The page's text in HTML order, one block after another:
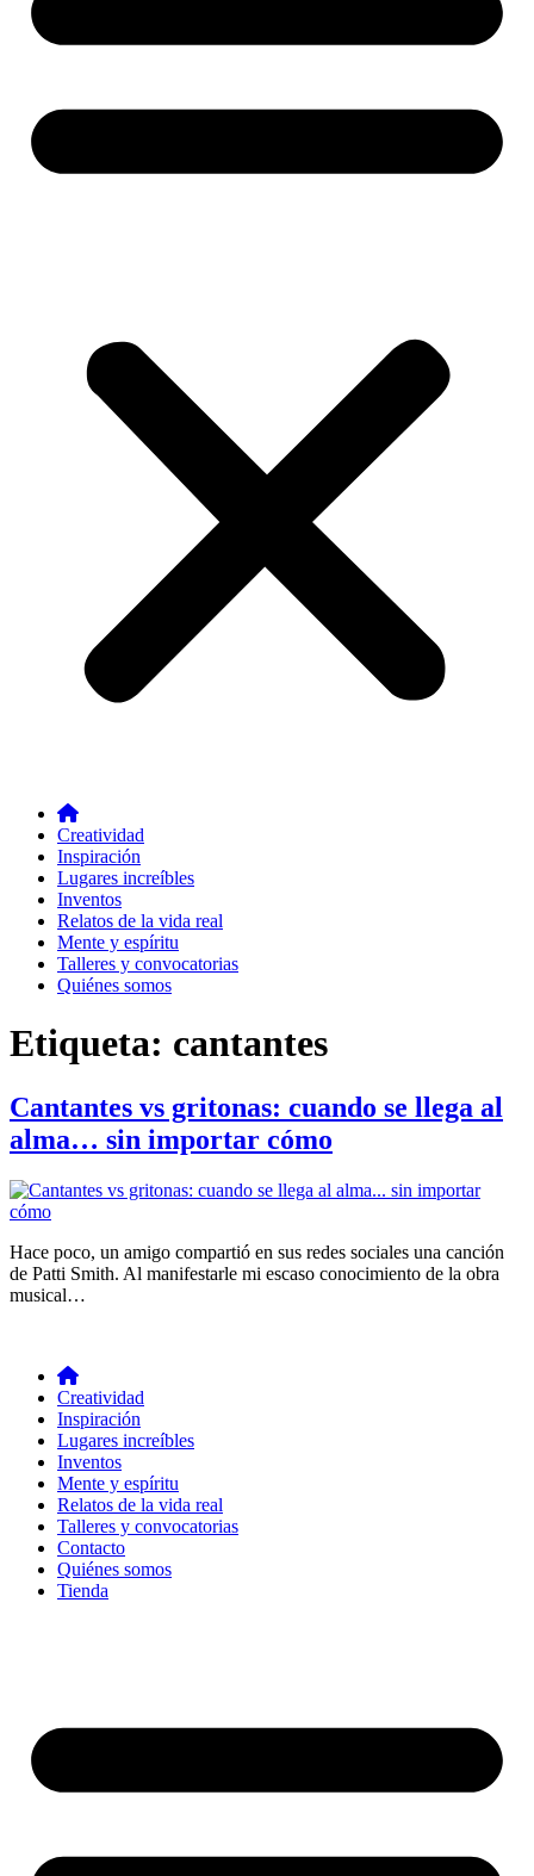
Creatividad
Inspiración
Lugares increíbles
Inventos
Relatos de la vida real
Mente y espíritu
Talleres y convocatorias
Quiénes somos
Etiqueta: cantantes
Cantantes vs gritonas: cuando se llega al
alma… sin importar cómo
Hace poco, un amigo compartió en sus redes sociales una canción
de Patti Smith. Al manifestarle mi escaso conocimiento de la obra
musical…
Creatividad
Inspiración
Lugares increíbles
Inventos
Mente y espíritu
Relatos de la vida real
Talleres y convocatorias
Contacto
Quiénes somos
Tienda